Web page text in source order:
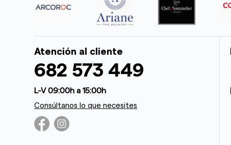
Atención al cliente
682 573 449
L-V 09:00h a 15:00h
Consúltanos lo que necesites